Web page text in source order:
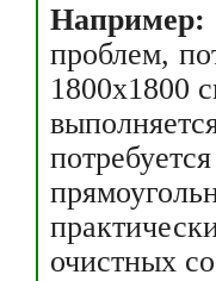
Например:
проблем,
1800х1800
очистных